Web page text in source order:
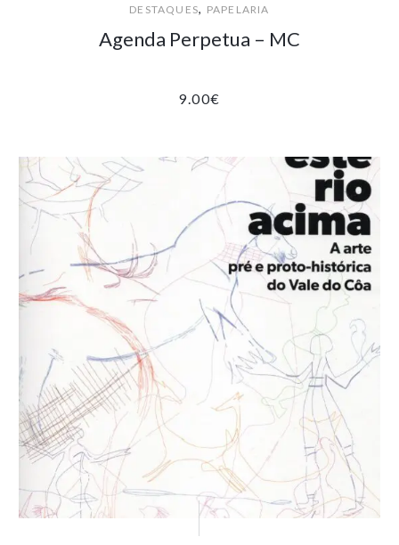
DESTAQUES, PAPELARIA
Agenda Perpetua – MC
9.00€